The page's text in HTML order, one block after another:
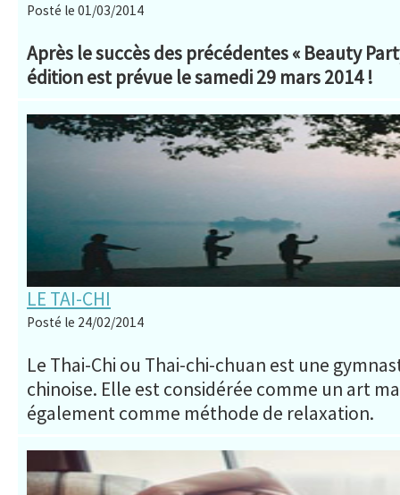
Posté le 01/03/2014
Après le succès des précédentes « Beauty
édition est prévue le samedi 29 mars 2014 !
LE TAI-CHI
Posté le 24/02/2014
Le Thai-Chi ou Thai-chi-chuan est une
chinoise. Elle est considérée comme un art
également comme méthode de relaxation.